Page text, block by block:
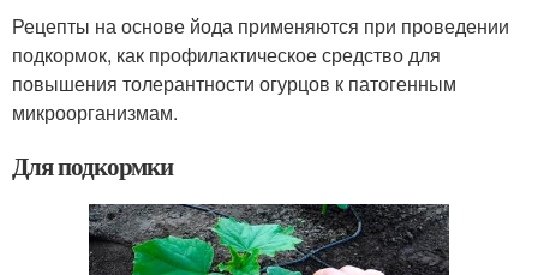
Рецепты на основе йода применяются при проведении
подкормок, как профилактическое средство для
повышения толерантности огурцов к патогенным
микроорганизмам.
Для подкормки